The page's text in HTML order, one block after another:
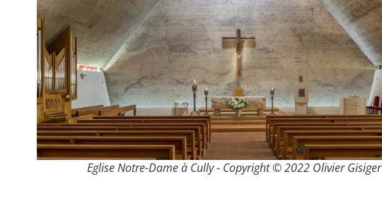
Eglise Notre-Dame à Cully - Copyright © 2022 Olivier Gisiger